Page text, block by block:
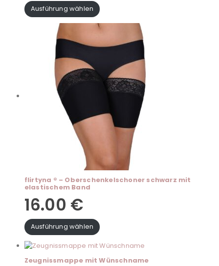
Ausführung wählen
flirtyna ® – Oberschenkelschoner schwarz mit
elastischem Band
16.00 €
Ausführung wählen
Zeugnissmappe mit Wünschname